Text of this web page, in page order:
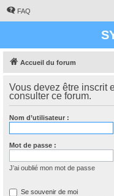
FAQ
Accueil du forum
Vous devez être inscrit
consulter ce forum.
Nom d’utilisateur :
Mot de passe :
J’ai oublié mon mot de passe
Se souvenir de moi